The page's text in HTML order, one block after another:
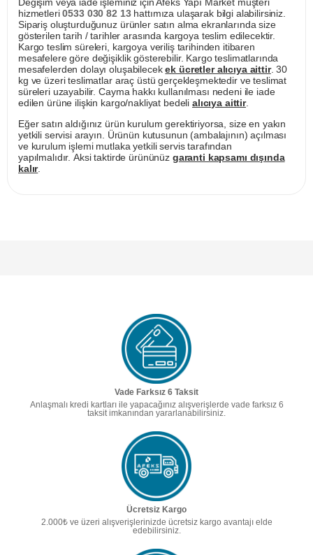
hizmetleri0533 030 82 13hattımıza ulaşarak bilgi alabilirsiniz.
Sipariş oluşturduğunuz ürünler satın alma ekranlarında size
gösterilen tarih / tarihler arasında kargoya teslim edilecektir.
Kargo teslim süreleri, kargoya veriliş tarihinden itibaren
mesafelere göre değişiklik gösterebilir. Kargo teslimatlarında
mesafelerden dolayı oluşabilecekek ücretler alıcıya aittir. 30
kg ve üzeri teslimatlar araç üstü gerçekleşmektedir ve teslimat
süreleri uzayabilir. Cayma hakkı kullanılması nedeni ile iade
edilen ürüne ilişkin kargo/nakliyat bedeli alıcıya aittir.
Eğer satın aldığınız ürün kurulum gerektiriyorsa, size en yakın
yetkili servisi arayın. Ürünün kutusunun (ambalajının) açılması
ve kurulum işlemi mutlaka yetkili servis tarafından
yapılmalıdır. Aksi taktirde ürününüz garanti kapsamı dışında
kalır.
Vade Farksız 6 Taksit
Anlaşmalı kredi kartları ile yapacağınız alışverişlerde vade farksız 6
taksit imkanından yararlanabilirsiniz.
Ücretsiz Kargo
2.000₺ ve üzeri alışverişlerinizde ücretsiz kargo avantajı elde
edebilirsiniz.